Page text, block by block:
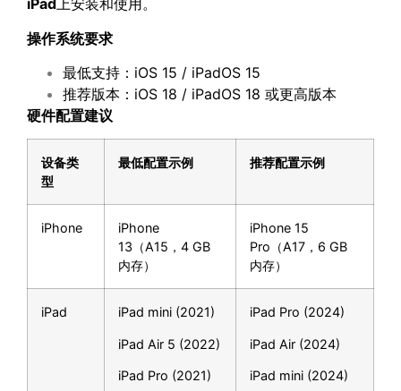
iPad上安装和使用。
操作系统要求
最低支持：iOS 15 / iPadOS 15
推荐版本：iOS 18 / iPadOS 18 或更高版本
硬件配置建议
设备类
型
最低配置示例 推荐配置示例
iPhone
iPhone
13（A15，4 GB
内存）
iPhone 15
Pro（A17，6 GB
内存）
iPad iPad mini (2021)
iPad Air 5 (2022)
iPad Pro (2021)
iPad Pro (2024)
iPad Air (2024)
iPad mini (2024)